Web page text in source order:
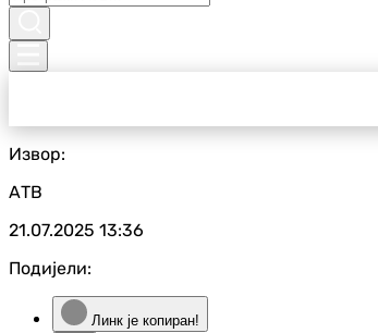
Извор:
АТВ
21.07.2025 13:36
Подијели:
Линк је копиран!